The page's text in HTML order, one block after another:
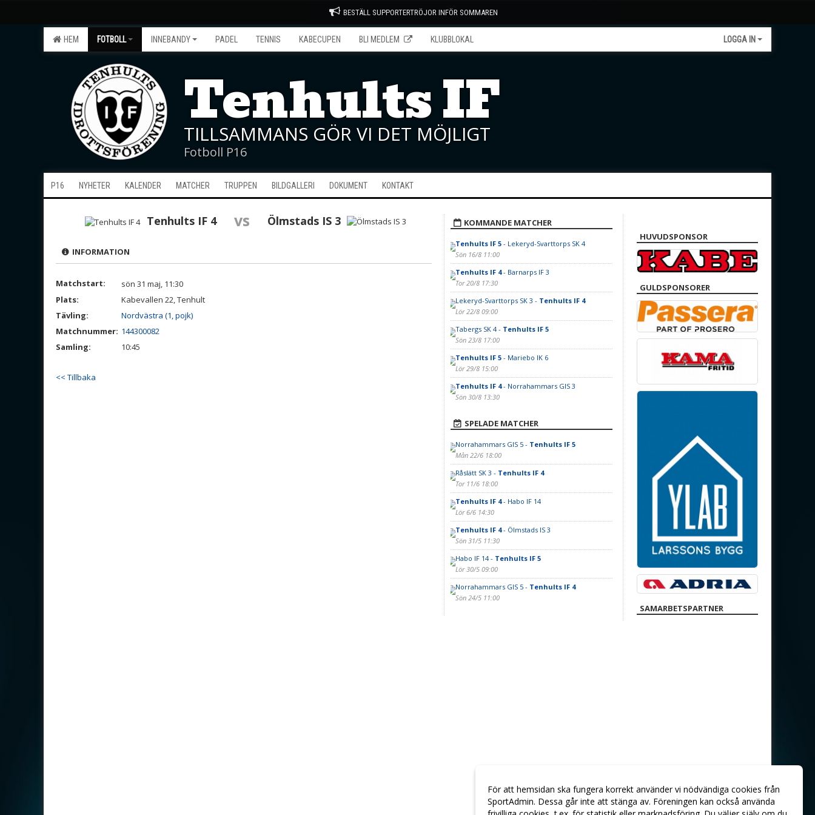
BESTÄLL SUPPORTERTRÖJOR INFÖR SOMMAREN
HEM FOTBOLL INNEBANDY PADEL TENNIS KABECUPEN BLI MEDLEM KLUBBLOKAL LOGGA IN
Tenhults IF
TILLSAMMANS GÖR VI DET MÖJLIGT
Fotboll P16
P16 NYHETER KALENDER MATCHER TRUPPEN BILDGALLERI DOKUMENT KONTAKT
Tenhults IF 4 vs Ölmstads IS 3
INFORMATION
Matchstart:
sön 31 maj, 11:30
Plats:
Kabevallen 22, Tenhult
Tävling:
Nordvästra (1, pojk)
Matchnummer: 144300082
Samling:
10:45
<< Tillbaka
KOMMANDE MATCHER
Tenhults IF 5- Lekeryd-Svarttorps SK 4
Sön 16/8 11:00
Tenhults IF 4- Barnarps IF 3
Tor 20/8 17:30
Lekeryd-Svarttorps SK 3 - Tenhults IF 4
Lör 22/8 09:00
Tabergs SK 4 - Tenhults IF 5
Sön 23/8 17:00
Tenhults IF 5- Mariebo IK 6
Lör 29/8 15:00
Tenhults IF 4- Norrahammars GIS 3
Sön 30/8 13:30
SPELADE MATCHER
Norrahammars GIS 5 - Tenhults IF 5
Mån 22/6 18:00
Råslätt SK 3 - Tenhults IF 4
Tor 11/6 18:00
Tenhults IF 4- Habo IF 14
Lör 6/6 14:30
Tenhults IF 4- Ölmstads IS 3
Sön 31/5 11:30
Habo IF 14 - Tenhults IF 5
Lör 30/5 09:00
Norrahammars GIS 5 - Tenhults IF 4
Sön 24/5 11:00
HUVUDSPONSOR
GULDSPONSORER
SAMARBETSPARTNER
För att hemsidan ska fungera korrekt använder vi nödvändiga cookies från
SportAdmin. Dessa går inte att stänga av. Föreningen kan också använda